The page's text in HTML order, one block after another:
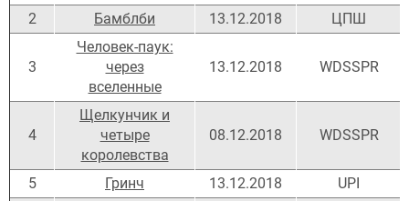
2
Бамблби 13.12.2018 ЦПШ
3
Человек-паук:
через
вселенные
13.12.2018 WDSSPR
4
Щелкунчик и
четыре
королевства
08.12.2018 WDSSPR
5 Гринч 13.12.2018 UPI